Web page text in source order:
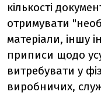
кількості
отримувати
матеріали, іншу
приписи щодо
витребувати у
виробничих,